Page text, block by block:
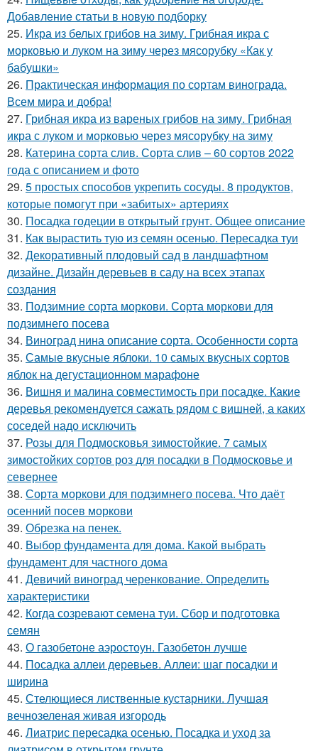
Добавление статьи в новую подборку
25. Икра из белых грибов на зиму. Грибная икра с
морковью и луком на зиму через мясорубку «Как у
бабушки»
26. Практическая информация по сортам винограда.
Всем мира и добра!
27. Грибная икра из вареных грибов на зиму. Грибная
икра с луком и морковью через мясорубку на зиму
28. Катерина сорта слив. Сорта слив – 60 сортов 2022
года с описанием и фото
29. 5 простых способов укрепить сосуды. 8 продуктов,
которые помогут при «забитых» артериях
30. Посадка годеции в открытый грунт. Общее описание
31. Как вырастить тую из семян осенью. Пересадка туи
32. Декоративный плодовый сад в ландшафтном
дизайне. Дизайн деревьев в саду на всех этапах
создания
33. Подзимние сорта моркови. Сорта моркови для
подзимнего посева
34. Виноград нина описание сорта. Особенности сорта
35. Самые вкусные яблоки. 10 самых вкусных сортов
яблок на дегустационном марафоне
36. Вишня и малина совместимость при посадке. Какие
деревья рекомендуется сажать рядом с вишней, а каких
соседей надо исключить
37. Розы для Подмосковья зимостойкие. 7 самых
зимостойких сортов роз для посадки в Подмосковье и
севернее
38. Сорта моркови для подзимнего посева. Что даёт
осенний посев моркови
39. Обрезка на пенек.
40. Выбор фундамента для дома. Какой выбрать
фундамент для частного дома
41. Девичий виноград черенкование. Определить
характеристики
42. Когда созревают семена туи. Сбор и подготовка
семян
43. О газобетоне аэростоун. Газобетон лучше
44. Посадка аллеи деревьев. Аллеи: шаг посадки и
ширина
45. Стелющиеся лиственные кустарники. Лучшая
вечнозеленая живая изгородь
46. Лиатрис пересадка осенью. Посадка и уход за